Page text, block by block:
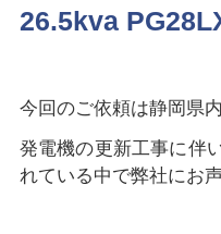
26.5kva
今回のご依頼は静岡県
発電機の更新工事に伴
れている中で弊社にお